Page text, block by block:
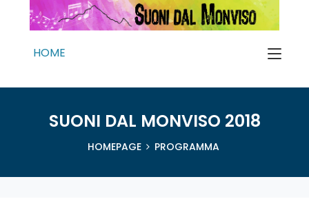
HOME
SUONI DAL MONVISO 2018
HOMEPAGE PROGRAMMA